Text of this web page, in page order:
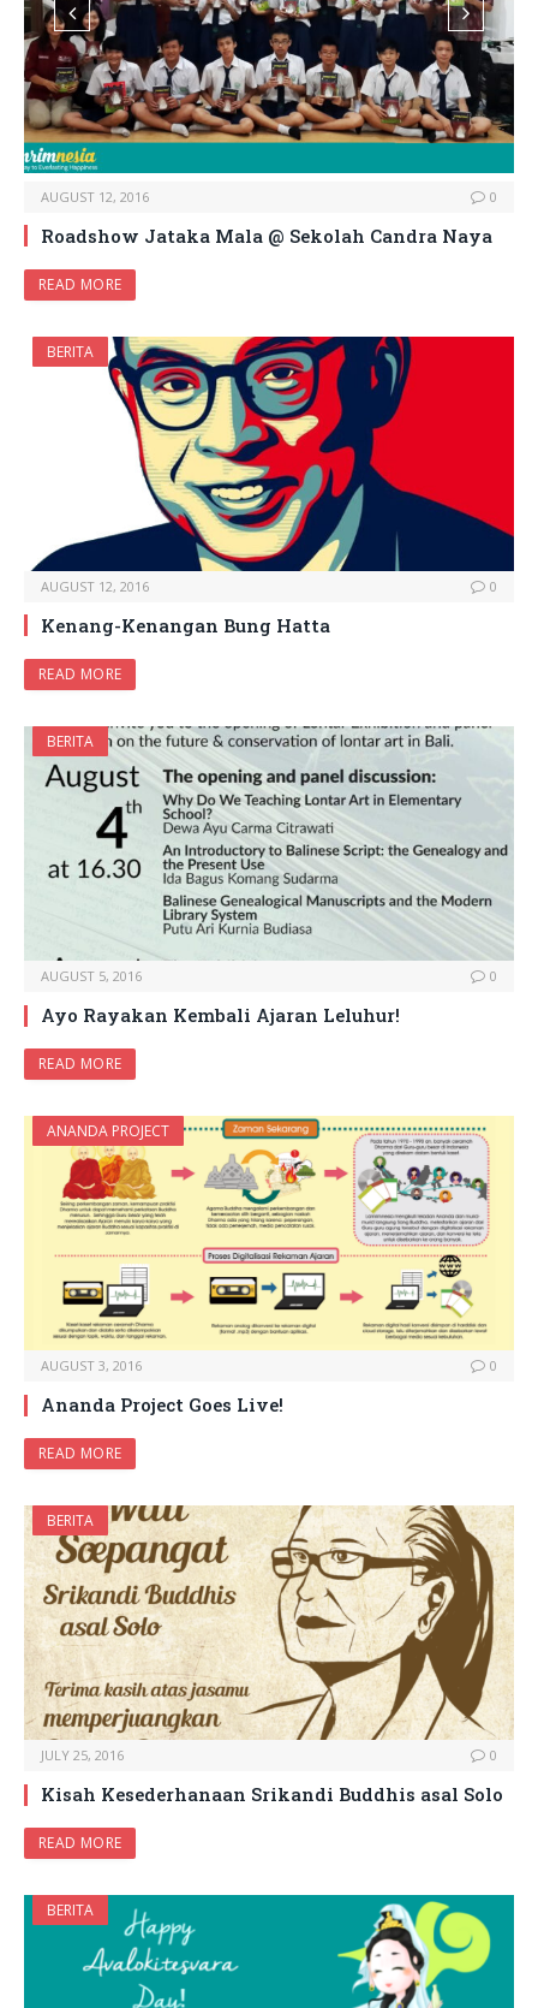
AUGUST 12, 2016 0
Roadshow Jataka Mala @ Sekolah Candra Naya
READ MORE
BERITA
AUGUST 12, 2016 0
Kenang-Kenangan Bung Hatta
READ MORE
BERITA
AUGUST 5, 2016 0
Ayo Rayakan Kembali Ajaran Leluhur!
READ MORE
ANANDA PROJECT
AUGUST 3, 2016 0
⁠⁠Ananda Project Goes Live!
READ MORE
BERITA
JULY 25, 2016 0
Kisah Kesederhanaan Srikandi Buddhis asal Solo
READ MORE
BERITA